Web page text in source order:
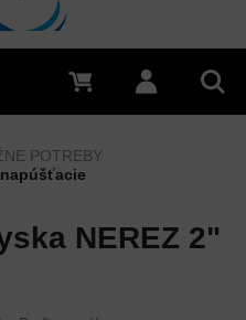
Prihlásiť
POTREBY
NEREZ 2"